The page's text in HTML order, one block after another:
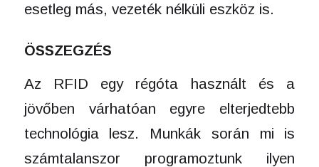
esetleg más, vezeték nélküli eszköz is.
ÖSSZEGZÉS
Az RFID egy régóta használt és a
jövőben várhatóan egyre elterjedtebb
technológia lesz. Munkák során mi is
számtalanszor programoztunk ilyen